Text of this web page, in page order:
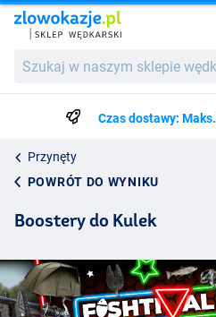
w
wędkarskim...Czas dostawy:
Przynęty
POWRÓT DO WYNIKU
Boostery do Kulek